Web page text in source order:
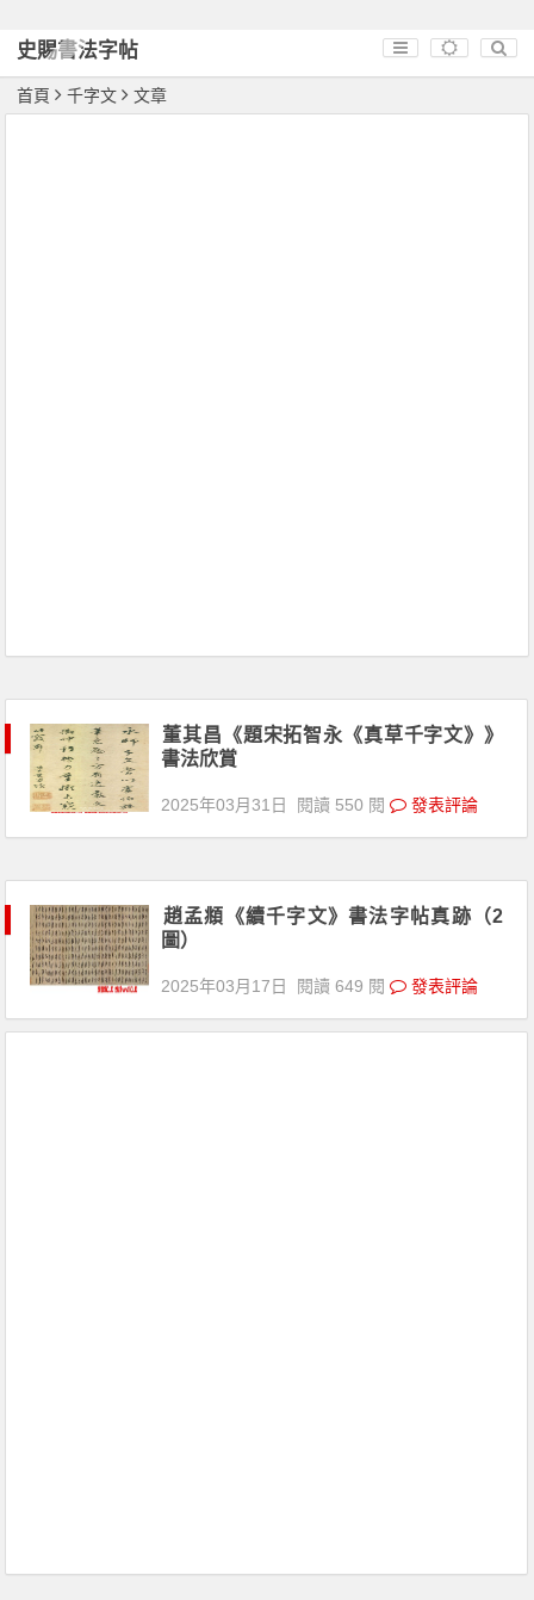
史賜書法字帖
首頁 千字文 文章
董其昌《題宋拓智永《真草千字文》》
書法欣賞
2025年03月31日 閱讀 550 閱 發表評論
趙孟頫《續千字文》書法字帖真跡（2
圖）
2025年03月17日 閱讀 649 閱 發表評論